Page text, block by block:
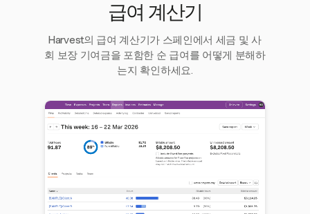
급여 계산기
Harvest의 급여 계산기가 스페인에서 세금 및 사
회 보장 기여금을 포함한 순 급여를 어떻게 분해하
는지 확인하세요.